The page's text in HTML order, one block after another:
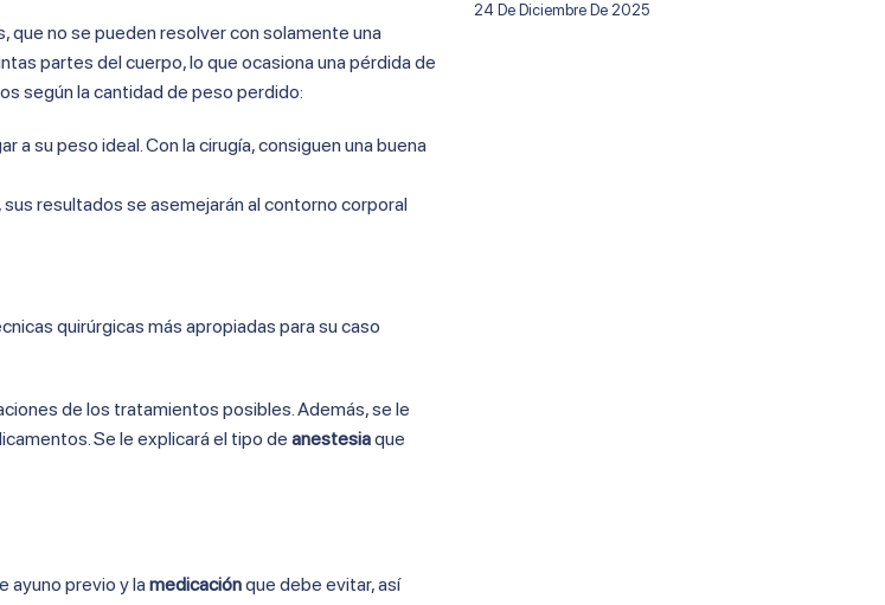
no se pueden resolver con solamente una
partes del cuerpo, lo que ocasiona una pérdida de
según la cantidad de peso perdido:
su peso ideal. Con la cirugía, consiguen una buena
resultados se asemejarán al contorno corporal
quirúrgicas más apropiadas para su caso
de los tratamientos posibles. Además, se le
Se le explicará el tipo de anestesiaque
ayuno previo y la medicaciónque debe evitar, así
24 De Diciembre De 2025